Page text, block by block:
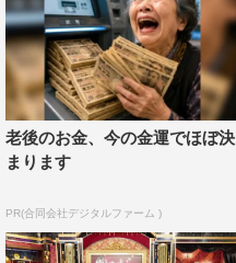
太田はトリオの危機を3人
出。昨年、斉藤慎二が起こ
オが存続危機を迎えていた
りもトリオの未来を考え行
という。そのおたけの提案
と。芸人である以上笑いで
案にマネジャー一同も大賛
に…。
老後のお金、今の金運でほぼ決
まります
PR(合同会社デジタルファーム )